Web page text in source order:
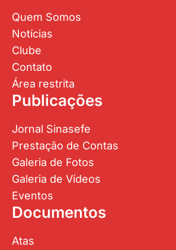
Quem Somos
Notícias
Clube
Contato
Área restrita
Publicações
Jornal Sinasefe
Prestação de Contas
Galeria de Fotos
Galeria de Vídeos
Eventos
Documentos
Atas